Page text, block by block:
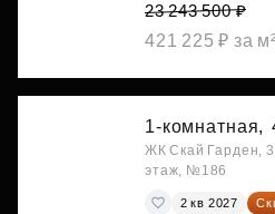
23 243 500 ₽
421 225 ₽ за м²
1-комнатная,
ЖК Скай Гарден, 3
этаж, №186
2 кв 2027